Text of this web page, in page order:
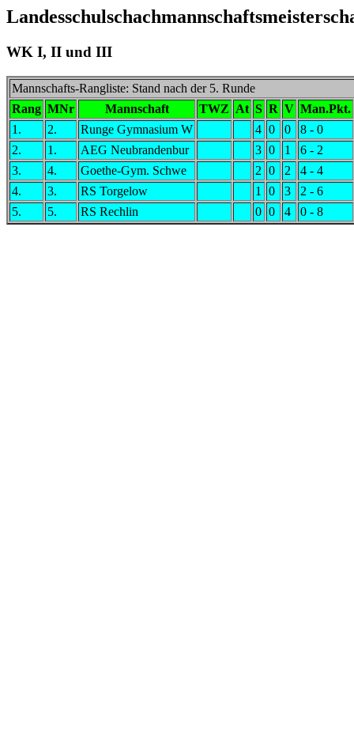
WK I, II und III
Mannschafts-Rangliste: Stand nach der 5. Runde
Rang MNr Mannschaft TWZ At S R V Man.Pkt.
1.
2. Runge Gymnasium W 4 0 0
8 - 0
2.
1. AEG Neubrandenbur 3 0 1
6 - 2
3.
4. Goethe-Gym. Schwe 2 0 2
4 - 4
4.
3. RS Torgelow 1 0 3
2 - 6
5.
5. RS Rechlin 0 0 4 0 - 8